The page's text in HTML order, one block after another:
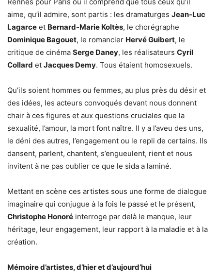
Rennes pour Paris où il comprend que tous ceux qu’il
aime, qu’il admire, sont partis : les dramaturges Jean-Luc
Lagarce et Bernard-Marie Koltès, le chorégraphe
Dominique Bagouet, le romancier Hervé Guibert, le
critique de cinéma Serge Daney, les réalisateurs Cyril
Collard et Jacques Demy. Tous étaient homosexuels.
Qu’ils soient hommes ou femmes, au plus près du désir et
des idées, les acteurs convoqués devant nous donnent
chair à ces figures et aux questions cruciales que la
sexualité, l’amour, la mort font naître. Il y a l’aveu des uns,
le déni des autres, l’engagement ou le repli de certains. Ils
dansent, parlent, chantent, s’engueulent, rient et nous
invitent à ne pas oublier ce que le sida a laminé.
Mettant en scène ces artistes sous une forme de dialogue
imaginaire qui conjugue à la fois le passé et le présent,
Christophe Honoré interroge par delà le manque, leur
héritage, leur engagement, leur rapport à la maladie et à la
création.
Mémoire d’artistes, d’hier et d’aujourd’hui